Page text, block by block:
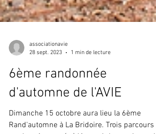
associationavie
6ème randonnée
d'automne de l'AVIE